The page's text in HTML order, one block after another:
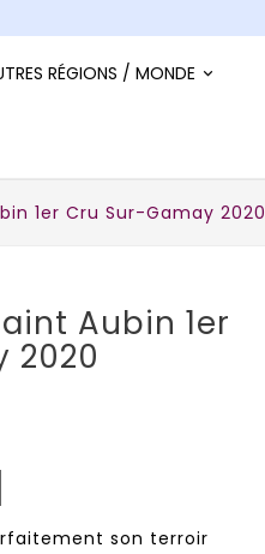
RÉGIONS / MONDE
1er Cru Sur-Gamay 2020
Aubin 1er
2020
son terroir